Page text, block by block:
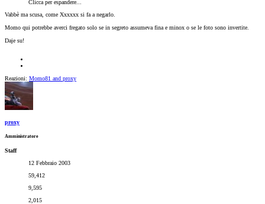
Clicca per espandere...
Vabbè ma scusa, come Xxxxxx si fa a negarlo.
Momo qui potrebbe averci fregato solo se in segreto assumeva fina e minox o se le foto sono invertite.
Daje su!
Reazioni: Momo81 and proxy
proxy
Amministratore
Staff
12 Febbraio 2003
59,412
9,595
2,015